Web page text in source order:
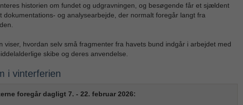
historien om fundet og udgravningen, og besøgende får et sjældent
dokumentations- og analysearbejde, der normalt foregår langt fra
viser, hvordan selv små fragmenter fra havets bund indgår i arbejdet med
skibe og deres anvendelse.
i vinterferien
foregår dagligt 7. - 22. februar 2026: